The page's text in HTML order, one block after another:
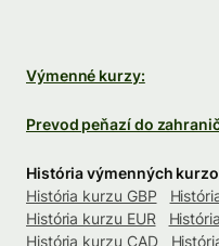
Výmenné kurzy:
Prevod peňazí do
História výmenných
História kurzu GBP
História kurzu EUR
História kurzu CAD